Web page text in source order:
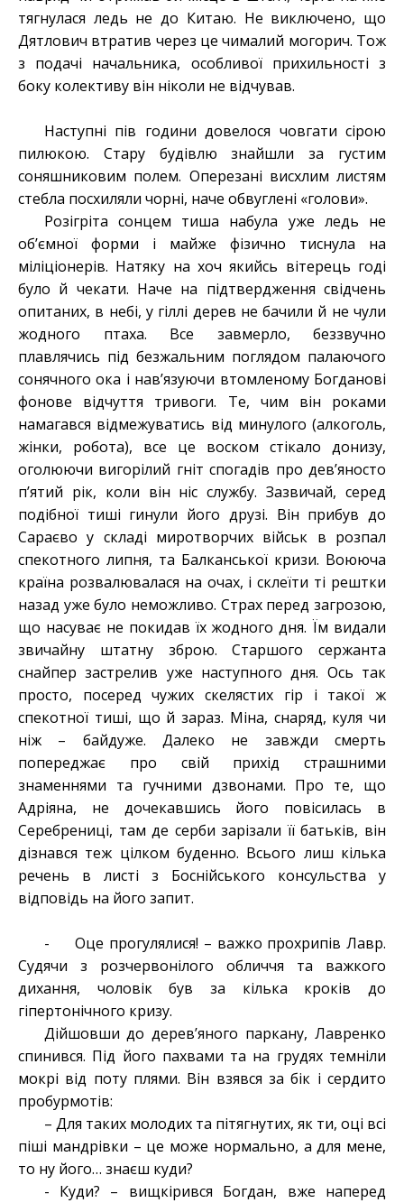
тягнулася ледь не до Китаю. Не виключено, що
Дятлович втратив через це чималий могорич. Тож
з подачі начальника, особливої прихильності з
боку колективу він ніколи не відчував.
Наступні пів години довелося човгати сірою
пилюкою. Стару будівлю знайшли за густим
соняшниковим полем. Оперезані висхлим листям
стебла посхиляли чорні, наче обвуглені «голови».
Розігріта сонцем тиша набула уже ледь не
об’ємної форми і майже фізично тиснула на
міліціонерів. Натяку на хоч якийсь вітерець годі
було й чекати. Наче на підтвердження свідчень
опитаних, в небі, у гіллі дерев не бачили й не чули
жодного птаха. Все завмерло, беззвучно
плавлячись під безжальним поглядом палаючого
сонячного ока і нав’язуючи втомленому Богданові
фонове відчуття тривоги. Те, чим він роками
намагався відмежуватись від минулого (алкоголь,
жінки, робота), все це воском стікало донизу,
оголюючи вигорілий гніт спогадів про дев’яносто
п’ятий рік, коли він ніс службу. Зазвичай, серед
подібної тиші гинули його друзі. Він прибув до
Сараєво у складі миротворчих військ в розпал
спекотного липня, та Балканської кризи. Воююча
країна розвалювалася на очах, і склеїти ті рештки
назад уже було неможливо. Страх перед загрозою,
що насуває не покидав їх жодного дня. Їм видали
звичайну штатну зброю. Старшого сержанта
снайпер застрелив уже наступного дня. Ось так
просто, посеред чужих скелястих гір і такої ж
спекотної тиші, що й зараз. Міна, снаряд, куля чи
ніж – байдуже. Далеко не завжди смерть
попереджає про свій прихід страшними
знаменнями та гучними дзвонами. Про те, що
Адріяна, не дочекавшись його повісилась в
Серебрениці, там де серби зарізали її батьків, він
дізнався теж цілком буденно. Всього лиш кілька
речень в листі з Боснійського консульства у
відповідь на його запит.
- Оце прогулялися! – важко прохрипів Лавр.
Судячи з розчервонілого обличчя та важкого
дихання, чоловік був за кілька кроків до
гіпертонічного кризу.
Дійшовши до дерев’яного паркану, Лавренко
спинився. Під його пахвами та на грудях темніли
мокрі від поту плями. Він взявся за бік і сердито
пробурмотів:
– Для таких молодих та пітягнутих, як ти, оці всі
піші мандрівки – це може нормально, а для мене,
то ну його… знаєш куди?
- Куди? – вищкірився Богдан, вже наперед